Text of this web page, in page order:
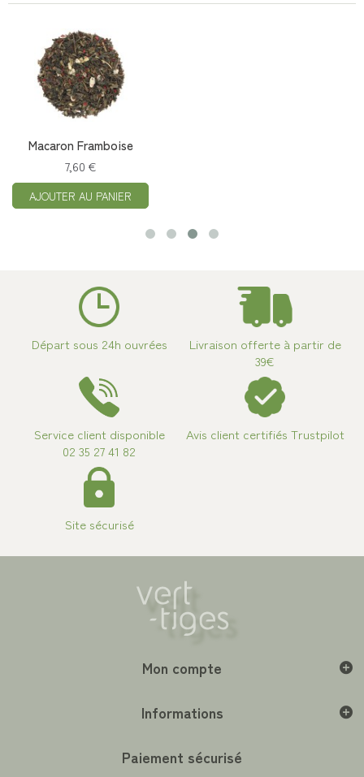
Macaron Framboise
7,60 €
AJOUTER AU PANIER
Départ sous 24h ouvrées
Livraison offerte à partir de
39€
Service client disponible
02 35 27 41 82
Avis client certifiés Trustpilot
Site sécurisé
Mon compte
Informations
Paiement sécurisé